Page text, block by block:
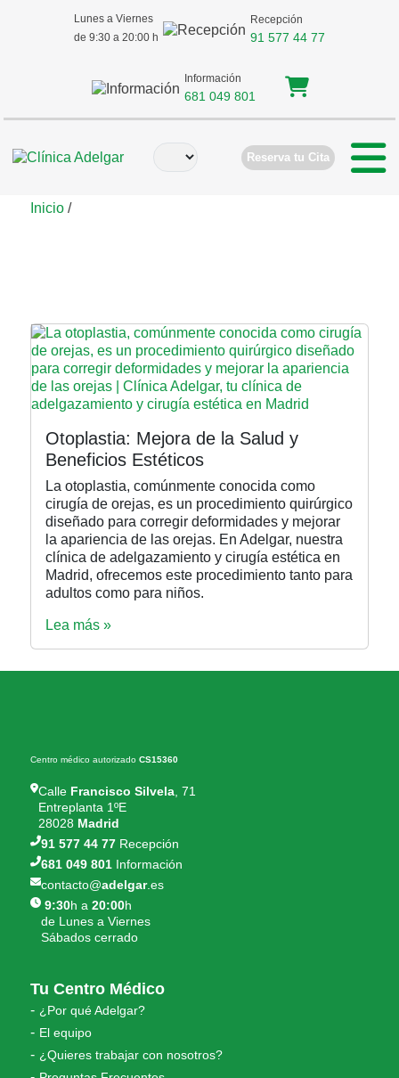
Lunes a Viernes
de 9:30 a 20:00 h
Recepción
91 577 44 77
Información
681 049 801
Reserva tu Cita
Inicio /
Otoplastia: Mejora de la Salud y
Beneficios Estéticos
La otoplastia, comúnmente conocida como
cirugía de orejas, es un procedimiento quirúrgico
diseñado para corregir deformidades y mejorar
la apariencia de las orejas. En Adelgar, nuestra
clínica de adelgazamiento y cirugía estética en
Madrid, ofrecemos este procedimiento tanto para
adultos como para niños.
Lea más »
Centro médico autorizadoCS15360
Calle Francisco Silvela, 71
Entreplanta 1ºE
28028 Madrid
91 577 44 77 Recepción
681 049 801 Información
contacto@adelgar.es
9:30h a20:00h
de Lunes a Viernes
Sábados cerrado
Tu Centro Médico
¿Por qué Adelgar?
El equipo
¿Quieres trabajar con nosotros?